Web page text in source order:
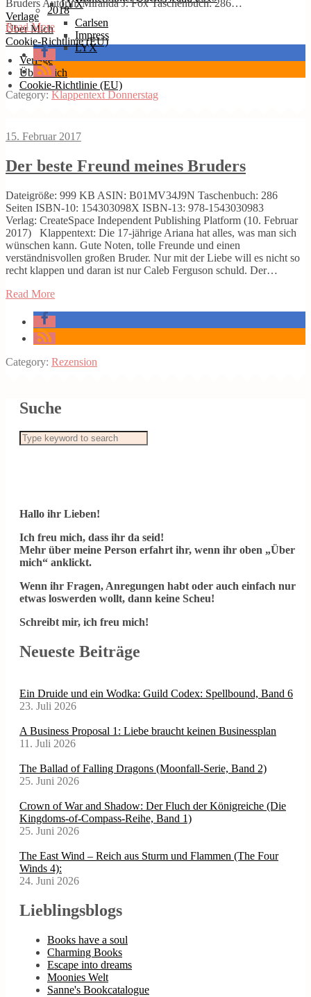
LYX
Verlage
Über Mich
Cookie-Richtlinie (EU)
2018
Carlsen
Impress
LYX
Verlage
Über Mich
Cookie-Richtlinie (EU)
Bruders Autorin: Miranda J. Fox Taschenbuch: 286…
Read More
Category: Klappentext Donnerstag
15. Februar 2017
Der beste Freund meines Bruders
Dateigröße: 999 KB ASIN: B01MV34J9N Taschenbuch: 286
Seiten ISBN-10: 154303098X ISBN-13: 978-1543030983
Verlag: CreateSpace Independent Publishing Platform (10. Februar
2017) Klappentext: Die 17-jährige Ariana hat alles, was man sich
wünschen kann. Gute Noten, tolle Freunde und einen
verständnisvollen großen Bruder. Nur mit der Liebe will es nicht so
recht klappen und daran ist nur Caleb Ferguson schuld. Der…
Read More
Category: Rezension
Suche
Hallo ihr Lieben!
Ich freu mich, dass ihr da seid!
Mehr über meine Person erfahrt ihr, wenn ihr oben „Über
mich“ anklickt.
Wenn ihr Fragen, Anregungen habt oder auch einfach nur
etwas loswerden wollt, dann keine Scheu!
Schreibt mir, ich freu mich!
Neueste Beiträge
Ein Druide und ein Wodka: Guild Codex: Spellbound, Band 6
23. Juli 2026
A Business Proposal 1: Liebe braucht keinen Businessplan
11. Juli 2026
The Ballad of Falling Dragons (Moonfall-Serie, Band 2)
25. Juni 2026
Crown of War and Shadow: Der Fluch der Königreiche (Die
Kingdoms-of-Compass-Reihe, Band 1)
25. Juni 2026
The East Wind – Reich aus Sturm und Flammen (The Four
Winds 4):
24. Juni 2026
Lieblingsblogs
Books have a soul
Charming Books
Escape into dreams
Moonies Welt
Sanne's Bookcatalogue